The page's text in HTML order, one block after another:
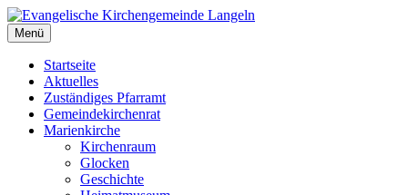
Zum
Inhalt
springen
Evangelische Kirchengemeinde Langeln
Evangelische Kirchengemeinde Langeln
Menü
Startseite
Aktuelles
Zuständiges Pfarramt
Gemeindekirchenrat
Marienkirche
Kirchenraum
Glocken
Geschichte